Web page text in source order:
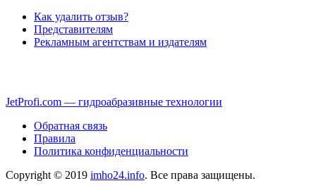
Как удалить отзыв?
Представителям
Рекламным агентствам и издателям
JetProfi.com — гидроабразивные технологии
Обратная связь
Правила
Политика конфиденциальности
Copyright © 2019 imho24.info. Все права защищены.